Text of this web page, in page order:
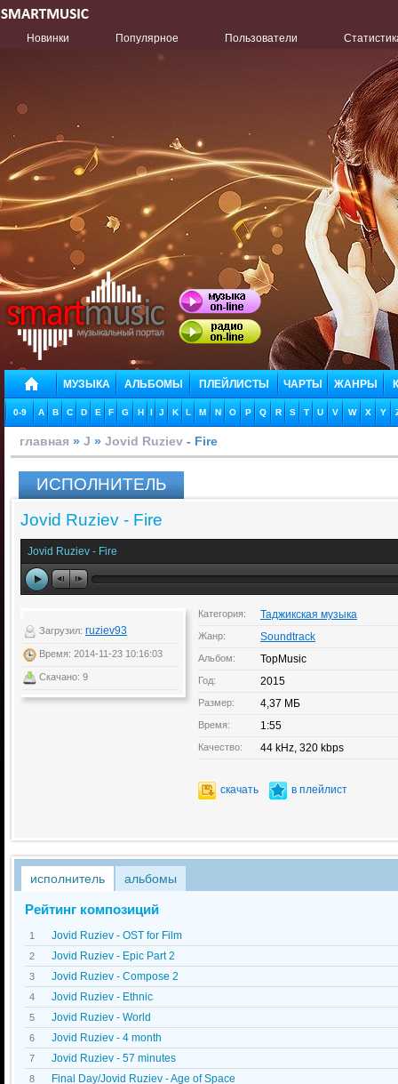
Новинки Популярное Пользователи
МУЗЫКА АЛЬБОМЫ ПЛЕЙЛИСТЫ ЧАРТЫ ЖАНРЫ
0-9 A B C D E F G H I J K L M N O P Q R S T U V W X Y
главная » J » Jovid Ruziev - Fire
ИСПОЛНИТЕЛЬ
Jovid Ruziev - Fire
Jovid Ruziev - Fire
Загрузил: ruziev93
Время: 2014-11-23 10:16:03
Скачано: 9
Категория: Таджикская музыка
Жанр: Soundtrack
Альбом: TopMusic
Год: 2015
Размер: 4,37 МБ
Время: 1:55
Качество: 44 kHz, 320 kbps
скачать в плейлист
исполнитель альбомы
Рейтинг композиций
1 Jovid Ruziev - OST for Film
2 Jovid Ruziev - Epic Part 2
3 Jovid Ruziev - Compose 2
4 Jovid Ruziev - Ethnic
5 Jovid Ruziev - World
6 Jovid Ruziev - 4 month
7 Jovid Ruziev - 57 minutes
8 Final Day/Jovid Ruziev - Age of Space